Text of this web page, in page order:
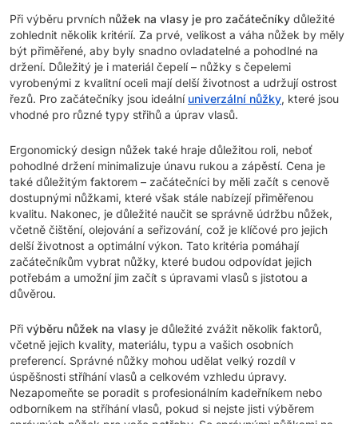
Při výběru prvních nůžek na vlasy je pro začátečníky důležité
zohlednit několik kritérií. Za prvé, velikost a váha nůžek by měly
být přiměřené, aby byly snadno ovladatelné a pohodlné na
držení. Důležitý je i materiál čepelí – nůžky s čepelemi
vyrobenými z kvalitní oceli mají delší životnost a udržují ostrost
řezů. Pro začátečníky jsou ideální univerzální nůžky, které jsou
vhodné pro různé typy střihů a úprav vlasů.
Ergonomický design nůžek také hraje důležitou roli, neboť
pohodlné držení minimalizuje únavu rukou a zápěstí. Cena je
také důležitým faktorem – začátečníci by měli začít s cenově
dostupnými nůžkami, které však stále nabízejí přiměřenou
kvalitu. Nakonec, je důležité naučit se správně údržbu nůžek,
včetně čištění, olejování a seřizování, což je klíčové pro jejich
delší životnost a optimální výkon. Tato kritéria pomáhají
začátečníkům vybrat nůžky, které budou odpovídat jejich
potřebám a umožní jim začít s úpravami vlasů s jistotou a
důvěrou.
Při výběru nůžek na vlasy je důležité zvážit několik faktorů,
včetně jejich kvality, materiálu, typu a vašich osobních
preferencí. Správné nůžky mohou udělat velký rozdíl v
úspěšnosti stříhání vlasů a celkovém vzhledu úpravy.
Nezapomeňte se poradit s profesionálním kadeřníkem nebo
odborníkem na stříhání vlasů, pokud si nejste jisti výběrem